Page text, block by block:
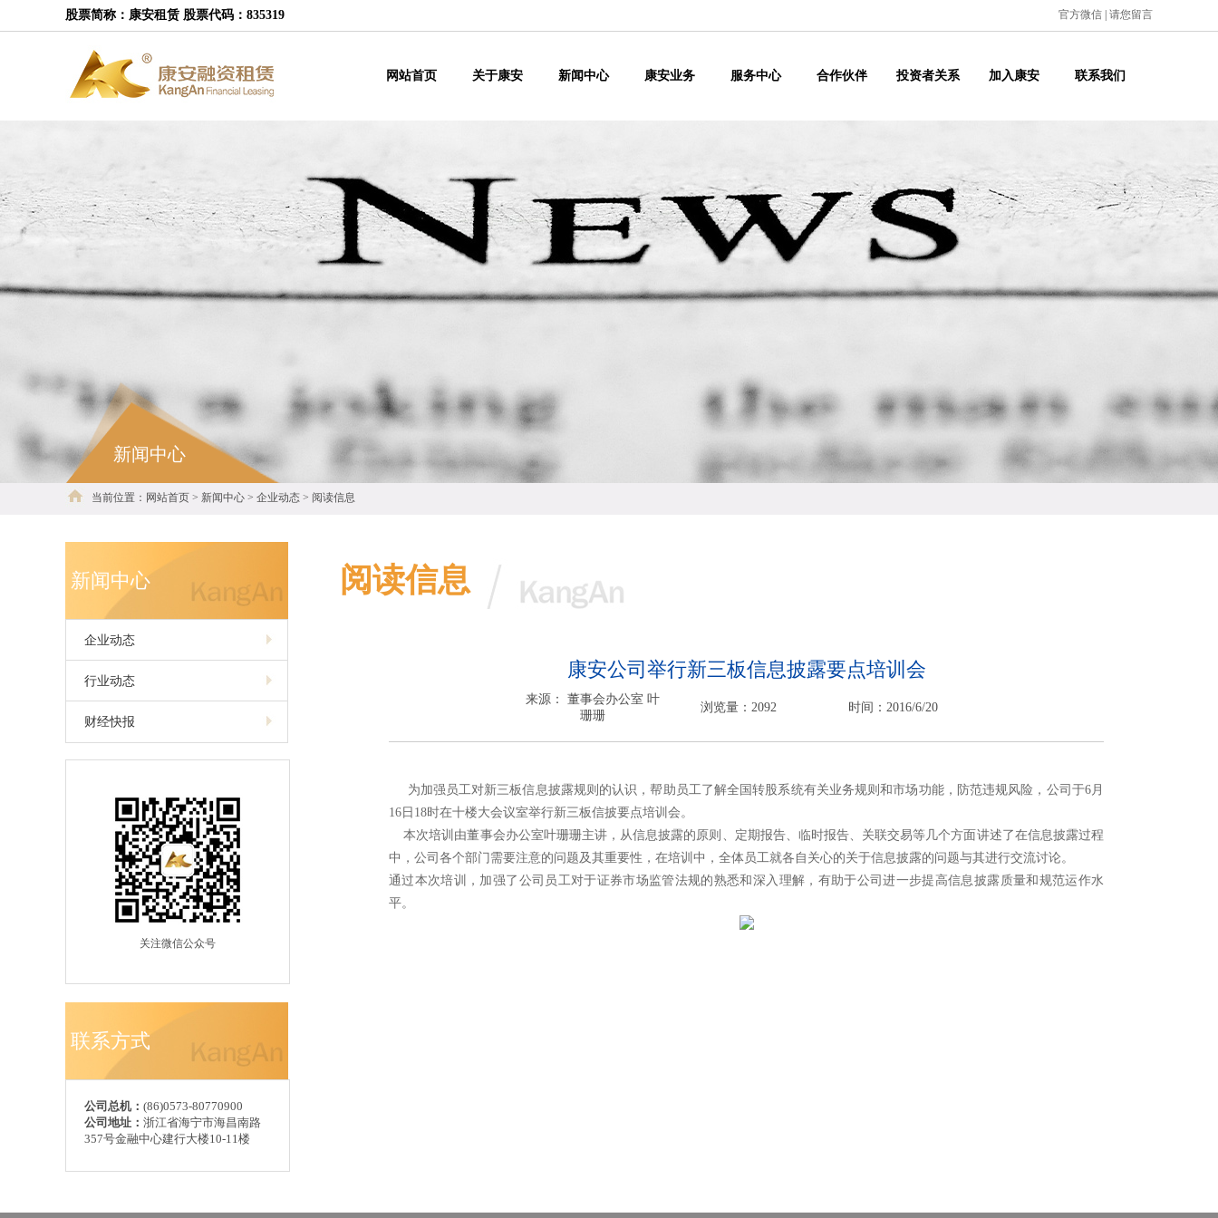
股票简称：康安租赁 股票代码：835319 官方微信 请您留言
网站首页 关于康安 新闻中心 康安业务 服务中心 合作伙伴 投资者关系 加入康安 联系我们
新闻中心
当前位置：网站首页 > 新闻中心 > 企业动态 > 阅读信息
新闻中心
企业动态
行业动态
财经快报
关注微信公众号
联系方式
公司总机： (86)0573-80770900
公司地址： 浙江省海宁市海昌南路
357号金融中心建行大楼10-11楼
阅读信息
康安公司举行新三板信息披露要点培训会
来源： 董事会办公室 叶
珊珊
浏览量：2092 时间：2016/6/20
为加强员工对新三板信息披露规则的认识，帮助员工了解全国转股系统有关业务规则和市场功能，防范违规风险，公司于6月
16日18时在十楼大会议室举行新三板信披要点培训会。
本次培训由董事会办公室叶珊珊主讲，从信息披露的原则、定期报告、临时报告、关联交易等几个方面讲述了在信息披露过程
中，公司各个部门需要注意的问题及其重要性，在培训中，全体员工就各自关心的关于信息披露的问题与其进行交流讨论。
通过本次培训，加强了公司员工对于证券市场监管法规的熟悉和深入理解，有助于公司进一步提高信息披露质量和规范运作水
平。